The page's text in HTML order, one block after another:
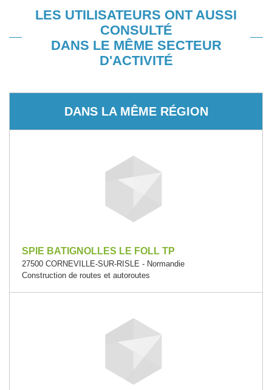
LES UTILISATEURS ONT AUSSI
CONSULTÉ
DANS LE MÊME SECTEUR
D'ACTIVITÉ
DANS LA MÊME RÉGION
SPIE BATIGNOLLES LE FOLL TP
27500 CORNEVILLE-SUR-RISLE - Normandie
Construction de routes et autoroutes